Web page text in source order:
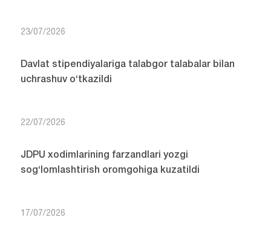
23/07/2026
Davlat stipendiyalariga talabgor talabalar bilan
uchrashuv o‘tkazildi
22/07/2026
JDPU xodimlarining farzandlari yozgi
sog‘lomlashtirish oromgohiga kuzatildi
17/07/2026